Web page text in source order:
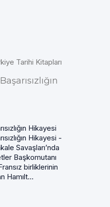
Tarihi Kitapları
Hikayesi
Hikayesi -
Savaşları’nda
Başkomutanı
birliklerinin
Hamılt...